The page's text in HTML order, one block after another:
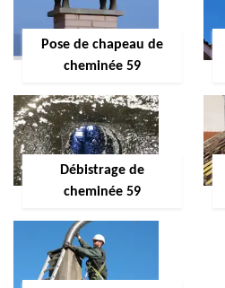
Pose de chapeau de
cheminée 59
Débistrage de
cheminée 59